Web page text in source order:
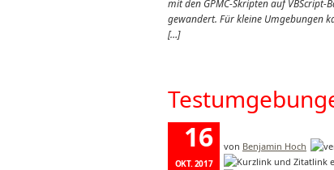
mit den GPMC-Skripten auf VBScript-
gewandert. Für kleine Umgebungen
[…]
16
OKT. 2017
von Benjamin Hoch